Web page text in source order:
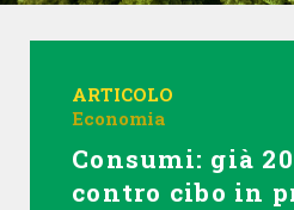
ARTICOLO
Economia
Consumi: già
contro cibo in